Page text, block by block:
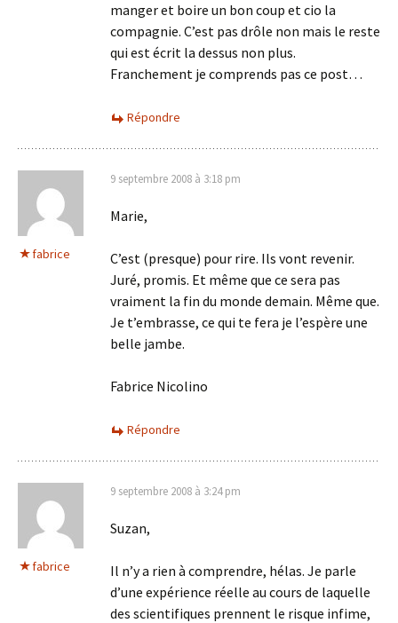
manger et boire un bon coup et cio la
compagnie. C’est pas drôle non mais le reste
qui est écrit la dessus non plus.
Franchement je comprends pas ce post…
Répondre
fabrice
9 septembre 2008 à 3:18 pm
Marie,
C’est (presque) pour rire. Ils vont revenir.
Juré, promis. Et même que ce sera pas
vraiment la fin du monde demain. Même que.
Je t’embrasse, ce qui te fera je l’espère une
belle jambe.
Fabrice Nicolino
Répondre
fabrice
9 septembre 2008 à 3:24 pm
Suzan,
Il n’y a rien à comprendre, hélas. Je parle
d’une expérience réelle au cours de laquelle
des scientifiques prennent le risque infime,